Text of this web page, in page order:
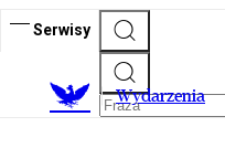
Serwisy
Wydarzenia